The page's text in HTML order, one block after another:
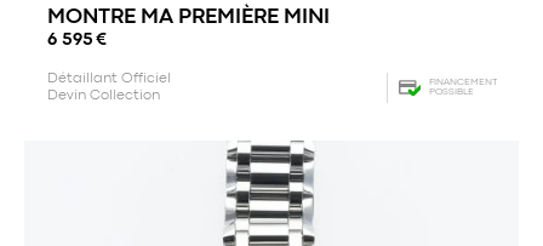
MONTRE MA PREMIÈRE MINI
6 595 €
Détaillant Officiel
Devin Collection
FINANCEMENT
POSSIBLE